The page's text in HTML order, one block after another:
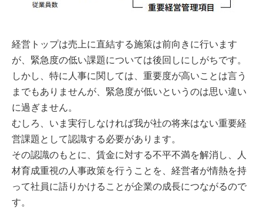
経営トップは売上に直結する施策は前向きに行います
が、緊急度の低い課題については後回しにしがちです。
しかし、特に人事に関しては、重要度が高いことは言う
までもありませんが、緊急度が低いというのは思い違い
に過ぎません。
むしろ、いま実行しなければ我が社の将来はない重要経
営課題として認識する必要があります。
その認識のもとに、賃金に対する不平不満を解消し、人
材育成重視の人事政策を行うことを、経営者が情熱を持
って社員に語りかけることが企業の成長につながるので
す。